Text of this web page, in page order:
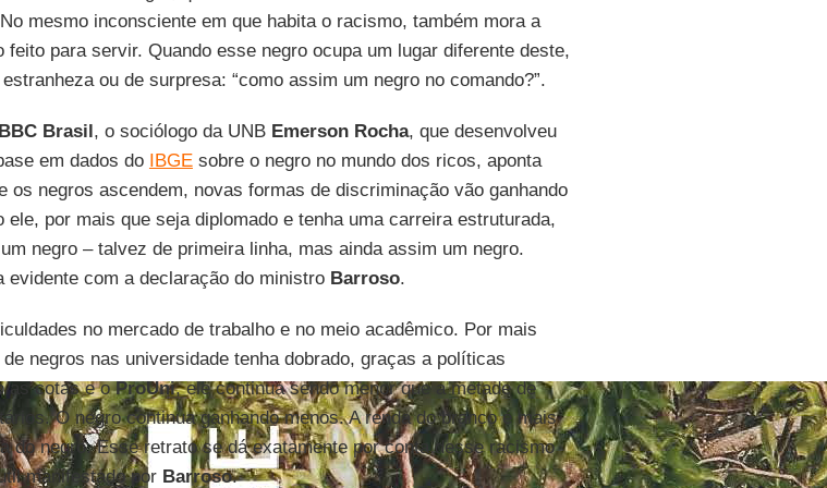
mesmo inconsciente em que habita o racismo, também mora a
feito para servir. Quando esse negro ocupa um lugar diferente deste,
ou de surpresa: “como assim um negro no comando?”.
BBC Brasil, o sociólogo da UNBEmerson Rocha, que desenvolveu
em dados do IBGEsobre o negro no mundo dos ricos, aponta
os negros ascendem, novas formas de discriminação vão ganhando
ele, por mais que seja diplomado e tenha uma carreira estruturada,
negro – talvez de primeira linha, mas ainda assim um negro.
evidente com a declaração do ministro Barroso.
no mercado de trabalho e no meio acadêmico. Por mais
negros nas universidade tenha dobrado, graças a políticas
as cotas e oProUni, ele continua sendo menor que a metade de
O negro continua ganhando menos. A renda do branco é mais
do negro. Esse retrato se dá exatamente por conta desse racismo
manifestado por Barroso.